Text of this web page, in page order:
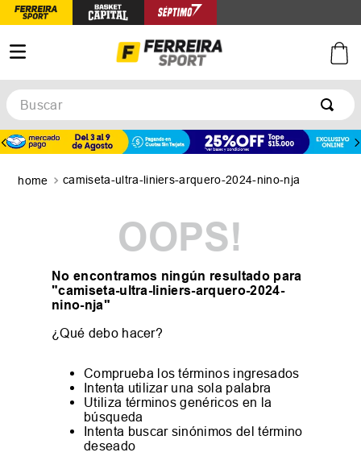
Buscar
camiseta-ultra-liniers-arquero-2024-nino-nja
OOPS!
No encontramos ningún resultado para
"camiseta-ultra-liniers-arquero-2024-
nino-nja"
¿Qué debo hacer?
Comprueba los términos ingresados
Intenta utilizar una sola palabra
Utiliza términos genéricos en la
búsqueda
Intenta buscar sinónimos del término
deseado
TÉRMINOS MÁS BUSCADOS
zapatillas mujer
zapatillas adidas